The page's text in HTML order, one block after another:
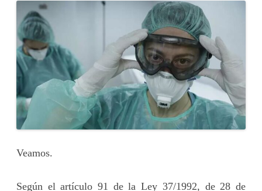
Veamos.
Según el artículo 91 de la Ley 37/1992, de 28 de